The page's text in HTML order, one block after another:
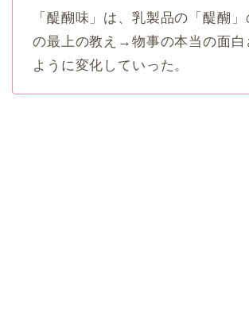
「醍醐味」は、乳製品の「醍醐
の最上の教え→物事の本当の面白
ように変化していった。